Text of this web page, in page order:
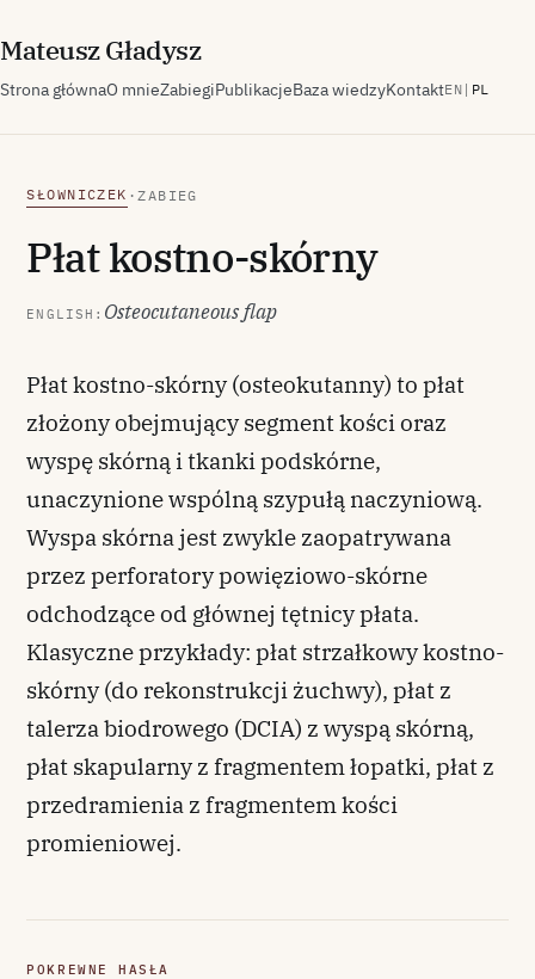
MateuszGładysz
Strona głównaO mnieZabiegiPublikacjeBaza wiedzyKontaktEN | PL
SŁOWNICZEK ·ZABIEG
Płat kostno-skórny
ENGLISH: Osteocutaneous flap
Płat kostno-skórny (osteokutanny) to płat
złożony obejmujący segment kości oraz
wyspę skórną i tkanki podskórne,
unaczynione wspólną szypułą naczyniową.
Wyspa skórna jest zwykle zaopatrywana
przez perforatory powięziowo-skórne
odchodzące od głównej tętnicy płata.
Klasyczne przykłady: płat strzałkowy kostno-
skórny (do rekonstrukcji żuchwy), płat z
talerza biodrowego (DCIA) z wyspą skórną,
płat skapularny z fragmentem łopatki, płat z
przedramienia z fragmentem kości
promieniowej.
POKREWNE HASŁA